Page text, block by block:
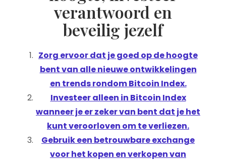
verantwoord en
beveilig jezelf
Zorg ervoor dat je goed op de hoogte
bent van alle nieuwe ontwikkelingen
en trends rondom Bitcoin Index.
Investeer alleen in Bitcoin Index
wanneer je er zeker van bent dat je het
kunt veroorloven om te verliezen.
Gebruik een betrouwbare exchange
voor het kopen en verkopen van